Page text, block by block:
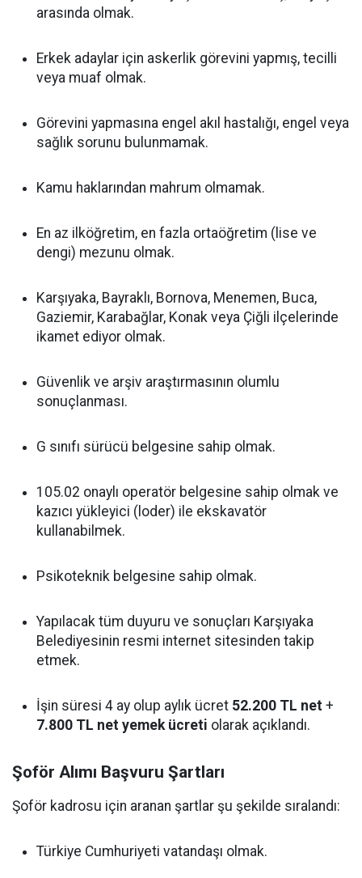
arasında olmak.
Erkek adaylar için askerlik görevini yapmış, tecilli
veya muaf olmak.
Görevini yapmasına engel akıl hastalığı, engel veya
sağlık sorunu bulunmamak.
Kamu haklarından mahrum olmamak.
En az ilköğretim, en fazla ortaöğretim (lise ve
dengi) mezunu olmak.
Karşıyaka, Bayraklı, Bornova, Menemen, Buca,
Gaziemir, Karabağlar, Konak veya Çiğli ilçelerinde
ikamet ediyor olmak.
Güvenlik ve arşiv araştırmasının olumlu
sonuçlanması.
G sınıfı sürücü belgesine sahip olmak.
105.02 onaylı operatör belgesine sahip olmak ve
kazıcı yükleyici (loder) ile ekskavatör
kullanabilmek.
Psikoteknik belgesine sahip olmak.
Yapılacak tüm duyuru ve sonuçları Karşıyaka
Belediyesinin resmi internet sitesinden takip
etmek.
İşin süresi 4 ay olup aylık ücret 52.200 TL net +
7.800 TL net yemek ücreti olarak açıklandı.
Şoför Alımı Başvuru Şartları
Şoför kadrosu için aranan şartlar şu şekilde sıralandı:
Türkiye Cumhuriyeti vatandaşı olmak.